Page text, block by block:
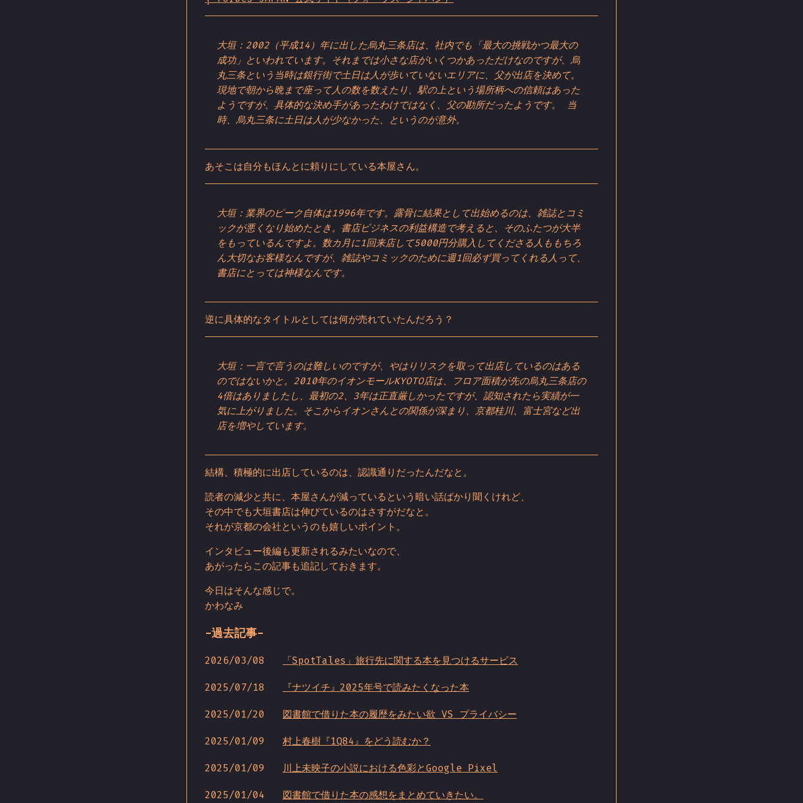
大垣：2002（平成14）年に出した烏丸三条店は、社内でも「最大の挑戦かつ最大の
成功」といわれています。それまでは小さな店がいくつかあっただけなのですが、烏
丸三条という当時は銀行街で土日は人が歩いていないエリアに、父が出店を決めて。
現地で朝から晩まで座って人の数を数えたり、駅の上という場所柄への信頼はあった
ようですが、具体的な決め手があったわけではなく、父の勘所だったようです。 当
時、烏丸三条に土日は人が少なかった、というのが意外。
あそこは自分もほんとに頼りにしている本屋さん。
大垣：業界のピーク自体は1996年です。露骨に結果として出始めるのは、雑誌とコミ
ックが悪くなり始めたとき。書店ビジネスの利益構造で考えると、そのふたつが大半
をもっているんですよ。数カ月に1回来店して5000円分購入してくださる人ももちろ
ん大切なお客様なんですが、雑誌やコミックのために週1回必ず買ってくれる人って、
書店にとっては神様なんです。
逆に具体的なタイトルとしては何が売れていたんだろう？
大垣：一言で言うのは難しいのですが、やはりリスクを取って出店しているのはある
のではないかと。2010年のイオンモールKYOTO店は、フロア面積が先の烏丸三条店の
4倍はありましたし、最初の2、3年は正直厳しかったですが、認知されたら実績が一
気に上がりました。そこからイオンさんとの関係が深まり、京都桂川、富士宮など出
店を増やしています。
結構、積極的に出店しているのは、認識通りだったんだなと。
読者の減少と共に、本屋さんが減っているという暗い話ばかり聞くけれど、
その中でも大垣書店は伸びているのはさすがだなと。
それが京都の会社というのも嬉しいポイント。
インタビュー後編も更新されるみたいなので、
あがったらこの記事も追記しておきます。
今日はそんな感じで。
かわなみ
-過去記事-
2026/03/08 「SpotTales」旅行先に関する本を見つけるサービス
2025/07/18 『ナツイチ』2025年号で読みたくなった本
2025/01/20 図書館で借りた本の履歴をみたい欲 VS プライバシー
2025/01/09 村上春樹『1Q84』をどう読むか？
2025/01/09 川上未映子の小説における色彩とGoogle Pixel
2025/01/04 図書館で借りた本の感想をまとめていきたい。